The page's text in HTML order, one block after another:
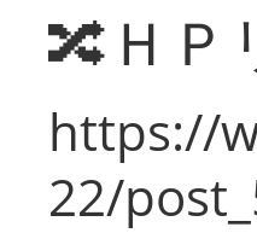
🔀ＨＰ
https://
22/